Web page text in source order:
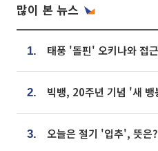
많이 본 뉴스
1.
2.
3. 오늘은 절기 '입추', 뜻은?